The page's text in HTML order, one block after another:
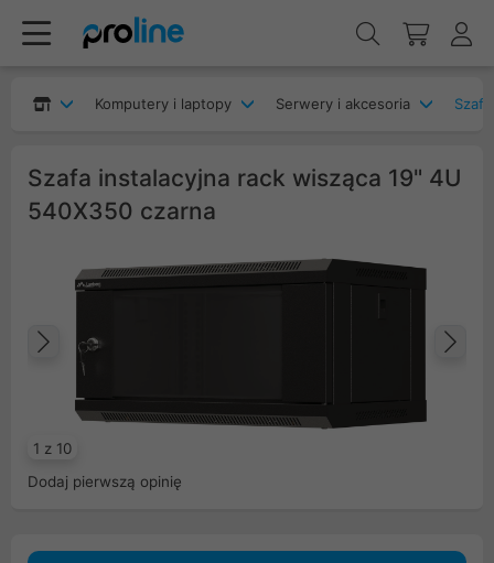
Komputery i laptopy Serwery i akcesoria
Szafa instalacyjna rack wisząca 19" 4U
540X350 czarna
1 z 10
Poprzedni
Dodaj pierwszą opinię